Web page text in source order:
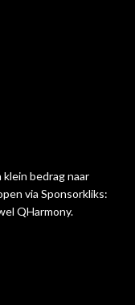
klein bedrag naar
via Sponsorkliks:
QHarmony.